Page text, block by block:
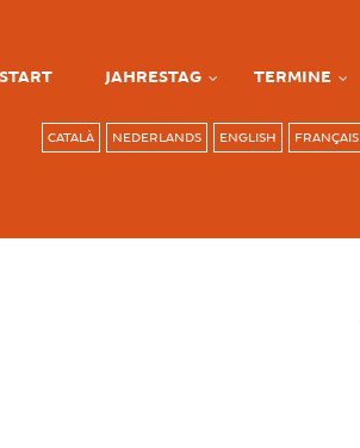
START JAHRESTAG TERMINE
CATALÀ NEDERLANDS ENGLISH FRANÇAIS